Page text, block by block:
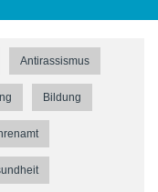
Antirassismus
Bildung